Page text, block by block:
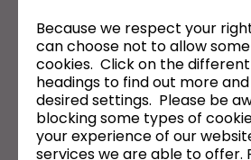
뉴스, 프로모션, 리소스 및 다양한 소식을
이메일 주소
General Terms of Use,CLO Additional
동의합니다.
Because we respect your
can choose not to allow
cookies. Click on the
headings to find out more
desired settings. Please be
blocking some types of
your experience of our
services we are able to offer.